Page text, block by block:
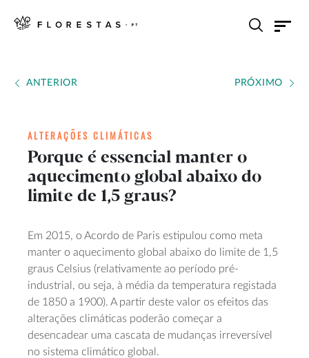
ANTERIOR PRÓXIMO
ALTERAÇÕES CLIMÁTICAS
Porque é essencial manter o
aquecimento global abaixo do
limite de 1,5 graus?
Em 2015, o Acordo de Paris estipulou como meta
manter o aquecimento global abaixo do limite de 1,5
graus Celsius (relativamente ao período pré-
industrial, ou seja, à média da temperatura registada
de 1850 a 1900). A partir deste valor os efeitos das
alterações climáticas poderão começar a
desencadear uma cascata de mudanças irreversível
no sistema climático global.